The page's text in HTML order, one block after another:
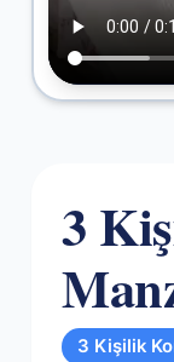
3
3 Kişilik